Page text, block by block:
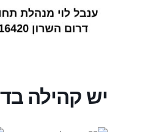
יש קהילה